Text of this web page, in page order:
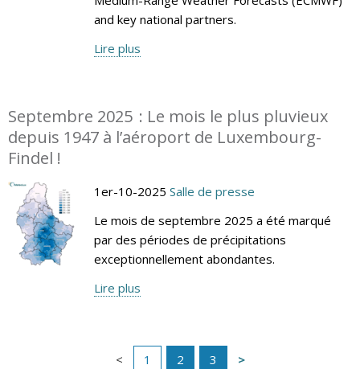
and key national partners.
Lire plus
Septembre 2025 : Le mois le plus pluvieux
depuis 1947 à l’aéroport de Luxembourg-
Findel !
1er-10-2025 Salle de presse
Le mois de septembre 2025 a été marqué
par des périodes de précipitations
exceptionnellement abondantes.
Lire plus
1 2 3